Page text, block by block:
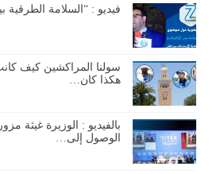
فيديو : “السلامة الطرقية
سولنا المراكشين كيف
هكذا كان…
بالفيديو : الوزيرة غيثة
الوصول إلى…